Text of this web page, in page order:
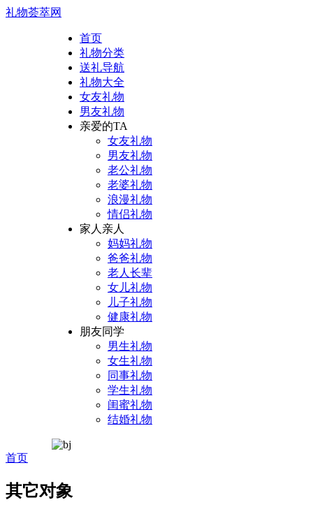
礼物荟萃网
首页
礼物分类
送礼导航
礼物大全
女友礼物
男友礼物
亲爱的TA
女友礼物
男友礼物
老公礼物
老婆礼物
浪漫礼物
情侣礼物
家人亲人
妈妈礼物
爸爸礼物
老人长辈
女儿礼物
儿子礼物
健康礼物
朋友同学
男生礼物
女生礼物
同事礼物
学生礼物
闺蜜礼物
结婚礼物
首页
其它对象